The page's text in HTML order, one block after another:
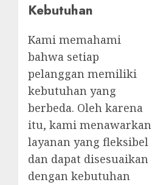
Kebutuhan
Kami memahami
bahwa setiap
pelanggan memiliki
kebutuhan yang
berbeda. Oleh karena
itu, kami menawarkan
layanan yang fleksibel
dan dapat disesuaikan
dengan kebutuhan